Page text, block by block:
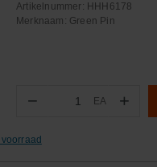
Artikelnummer: HHH6178
Merknaam: Green Pin
− Aantal
EA +